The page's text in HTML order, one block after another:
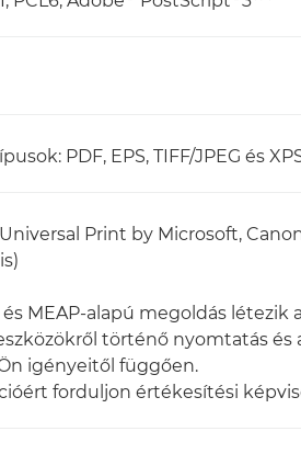
PDF, EPS, TIFF/JPEG és
Print by Microsoft,
és MEAP-alapú megoldás
történő nyomtatás és
igényeitől függően.
forduljon értékesítési